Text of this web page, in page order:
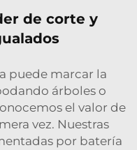
de corte y
puede marcar la
árboles o
el valor de
vez. Nuestras
por batería